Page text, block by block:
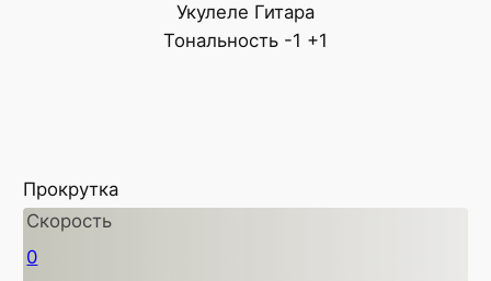
Укулеле Гитара
Тональность -1 +1
Прокрутка
Скорость
0